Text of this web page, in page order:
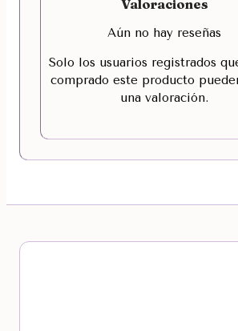
Valoraciones
Aún no hay reseñas
Solo los usuarios registrados
comprado este producto
una valoración.